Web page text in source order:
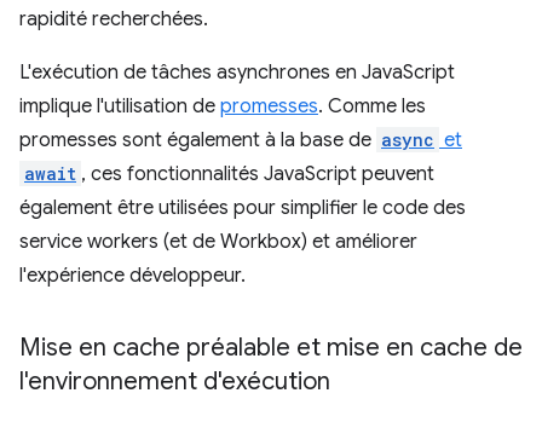
rapidité recherchées.
L'exécution de tâches asynchrones en JavaScript
implique l'utilisation de promesses. Comme les
promesses sont également à la base de async et
await , ces fonctionnalités JavaScript peuvent
également être utilisées pour simplifier le code des
service workers (et de Workbox) et améliorer
l'expérience développeur.
Mise en cache préalable et mise en cache de
l'environnement d'exécution